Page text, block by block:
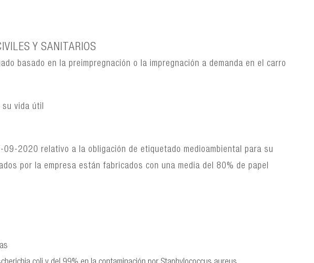
Y SANITARIOS
basado en la preimpregnación o la impregnación a demanda en el carro
vida útil
2020 relativo a la obligación de etiquetado medioambiental para su
por la empresa están fabricados con una media del 80% de papel